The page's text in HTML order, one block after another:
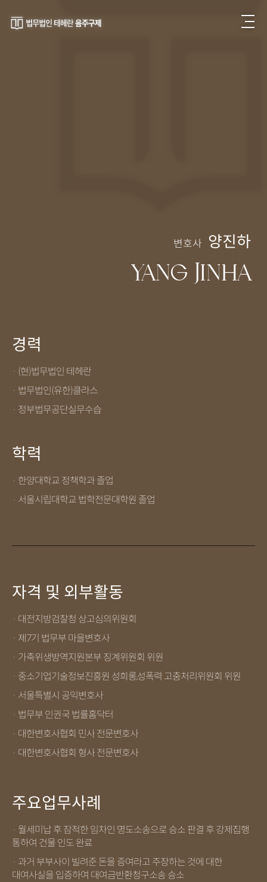
변호사 양진하
YANG JINHA
경력
· (현)법무법인 테헤란
· 법무법인(유한)클라스
· 정부법무공단실무수습
학력
· 한양대학교 정책학과 졸업
· 서울시립대학교 법학전문대학원 졸업
자격 및 외부활동
· 대전지방검찰청 상고심의위원회
· 제7기 법무부 마을변호사
· 가축위생방역지원본부 징계위원회 위원
· 중소기업기술정보진흥원 성희롱,성폭력 고충처리위원회 위원
· 서울특별시 공익변호사
· 법무부 인권국 법률홈닥터
· 대한변호사협회 민사 전문변호사
· 대한변호사협회 형사 전문변호사
주요업무사례
· 월세미납 후 잠적한 임차인 명도소송으로 승소 판결 후 강제집행
통하여 건물 인도 완료
· 과거 부부사이 빌려준 돈을 증여라고 주장하는 것에 대한
대여사실을 입증하여 대여금반환청구소송 승소